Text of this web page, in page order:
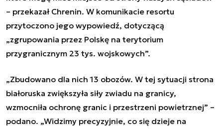
– przekazał Chrenin. W komunikacie resortu
przytoczono jego wypowiedź, dotyczącą
„zgrupowania przez Polskę na terytorium
przygranicznym 23 tys. wojskowych”.
„Zbudowano dla nich 13 obozów. W tej sytuacji strona
białoruska zwiększyła siły zwiadu na granicy,
wzmocniła ochronę granic i przestrzeni powietrznej” –
podano. „Widzimy precyzyjnie, co się dzieje na